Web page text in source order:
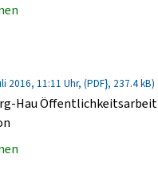
2016, 11:11 Uhr, (PDF}, 237.4 kB)
Hau Öffentlichkeitsarbeit